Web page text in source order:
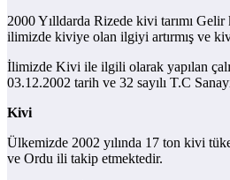
2000 Yılldarda Rizede kivi tarımı
ilimizde kiviye olan ilgiyi artırmış ve
İlimizde Kivi ile ilgili olarak yapılan
03.12.2002 tarih ve 32 sayılı T.C
Kivi
Ülkemizde 2002 yılında 17 ton kivi
ve Ordu ili takip etmektedir.